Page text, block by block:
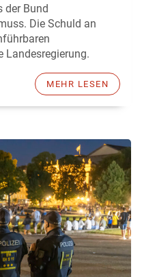
der Bund
Die Schuld an
Landesregierung.
MEHR LESEN